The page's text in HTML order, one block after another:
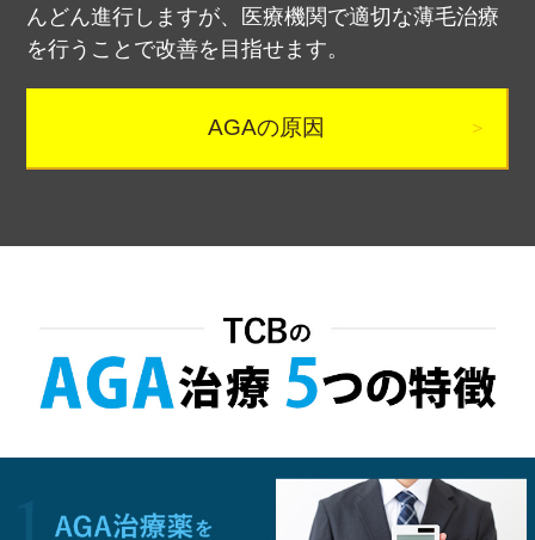
んどん進行しますが、医療機関で適切な薄毛治療
を行うことで改善を目指せます。
AGAの原因